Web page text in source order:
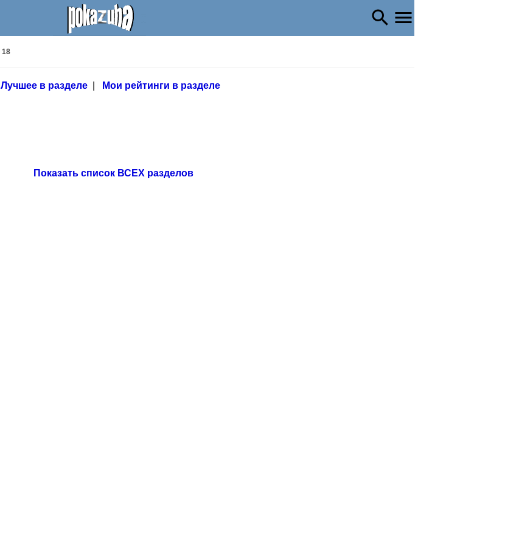
18
Лучшее в разделе| Мои рейтинги в разделе
Показать список ВСЕХ разделов